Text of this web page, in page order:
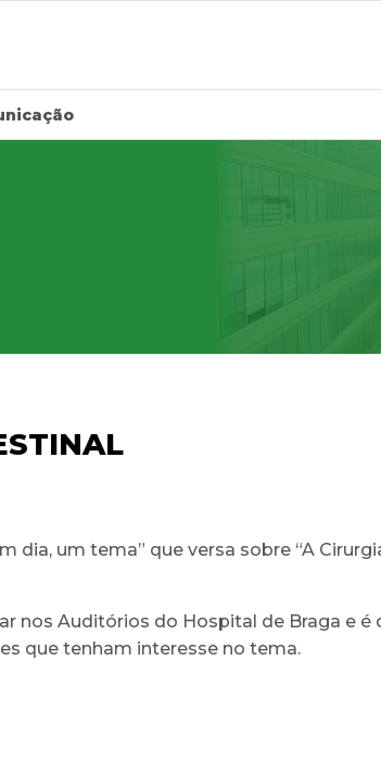
dia, um tema” que versa sobre “A
nos Auditórios do Hospital de Braga e é
que tenham interesse no tema.